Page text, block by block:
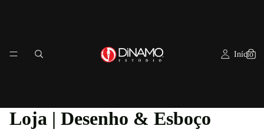
Início
Loja | Desenho & Esboço